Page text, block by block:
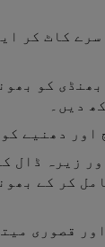
کاٹ کر
کو
دیں۔
دھنیے کو
زیرہ ڈال
کر کے
قصوری